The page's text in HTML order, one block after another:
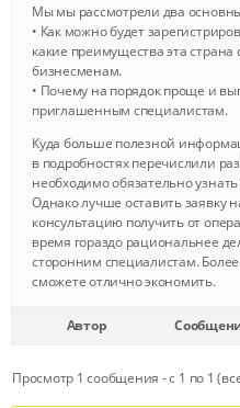
Мы мы рассмотрели два
• Как можно будет
какие преимущества эта
бизнесменам.
• Почему на порядок проще и
приглашенным специалистам.
Куда больше полезной
в подробностях перечислили
необходимо обязательно
Однако лучше оставить заявку
консультацию получить от
время гораздо рациональнее
сторонним специалистам. Более
сможете отлично экономить.
Автор
Просмотр 1 сообщения - с 1 по 1